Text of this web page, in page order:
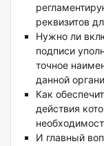
реквизитов
Нужно ли
подписи
точное
данной
Как
действия
И главный